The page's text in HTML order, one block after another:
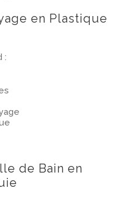
en Plastique
:
de Bain en